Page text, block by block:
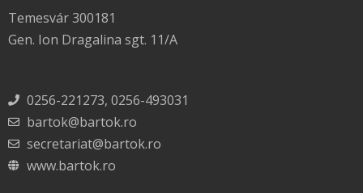
Temesvár 300181
Gen. Ion Dragalina sgt. 11/A
0256-221273, 0256-493031
bartok@bartok.ro
secretariat@bartok.ro
www.bartok.ro